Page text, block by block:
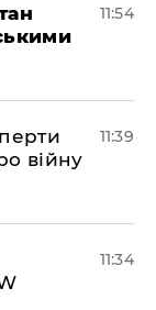
11:54
війну
11:39
11:34